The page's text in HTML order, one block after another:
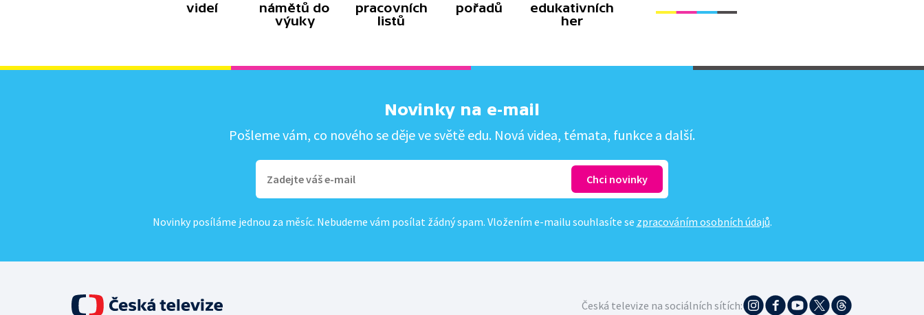
videí
námětů do
výuky
pracovních
listů
pořadů
edukativních
her
Novinky na e-mail
Pošleme vám, co nového se děje ve světě edu. Nová videa, témata, funkce a další.
Novinky posíláme jednou za měsíc. Nebudeme vám posílat žádný spam. Vložením e-mailu souhlasíte se zpracováním osobních údajů.